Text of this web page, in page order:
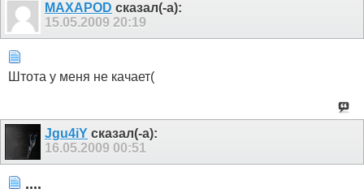
MAXAPOD сказал(-а):
15.05.2009 20:19
Штота у меня не качает(
Jgu4iY сказал(-а):
16.05.2009 00:51
....